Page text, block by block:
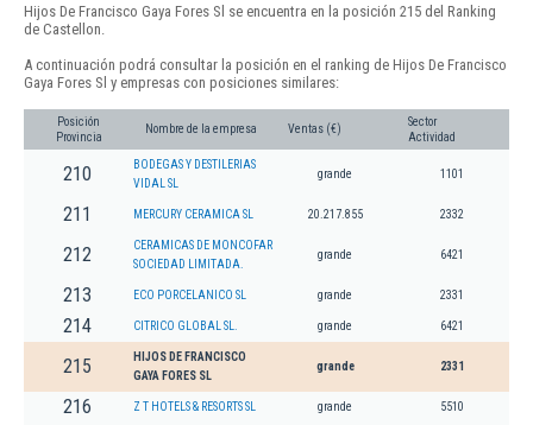
Hijos De Francisco Gaya Fores Sl se encuentra en la posición 215 del Ranking
de Castellon.
A continuación podrá consultar la posición en el ranking de Hijos De Francisco
Gaya Fores Sl y empresas con posiciones similares:
Posición
Provincia
Nombre de la empresa Ventas (€)
Sector
Actividad
210
BODEGAS Y DESTILERIAS
VIDAL SL
grande 1101
211 MERCURY CERAMICA SL 20.217.855 2332
212
CERAMICAS DE MONCOFAR
SOCIEDAD LIMITADA.
grande 6421
213 ECO PORCELANICO SL grande 2331
214 CITRICO GLOBAL SL. grande 6421
215
HIJOS DE FRANCISCO
GAYA FORES SL
grande 2331
216 Z T HOTELS & RESORTS SL grande 5510